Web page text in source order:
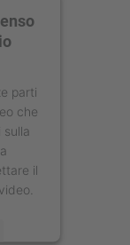
parti
che
sulla
il